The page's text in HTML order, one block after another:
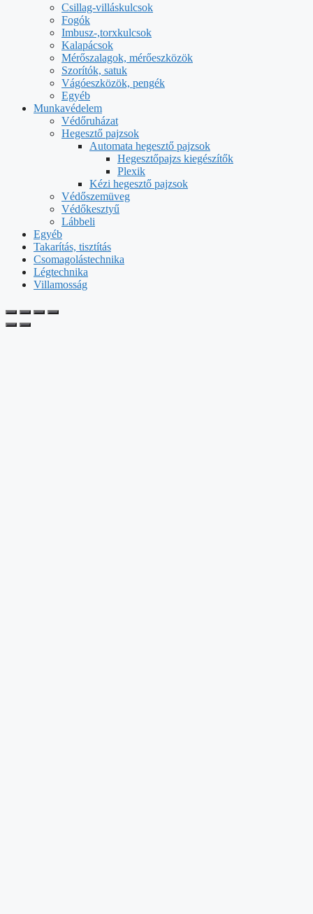
Csillag-villáskulcsok
Fogók
Imbusz-,torxkulcsok
Kalapácsok
Mérőszalagok, mérőeszközök
Szorítók, satuk
Vágóeszközök, pengék
Egyéb
Munkavédelem
Védőruházat
Hegesztő pajzsok
Automata hegesztő pajzsok
Hegesztőpajzs kiegészítők
Plexik
Kézi hegesztő pajzsok
Védőszemüveg
Védőkesztyű
Lábbeli
Egyéb
Takarítás, tisztítás
Csomagolástechnika
Légtechnika
Villamosság